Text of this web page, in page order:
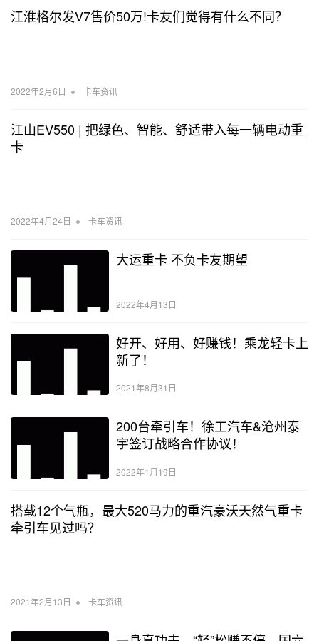
江淮格尔发V7售价50万!卡友们觉得有什么不同？
2022年2月6日 • 卡车资讯
江山EV550 | 把绿色、智能、舒适带入每一辆电动重
卡
2022年4月24日 • 卡车资讯
大运重卡 不负卡友期望
2022年4月13日
好开、好用、好赚钱！乘龙轻卡上
新了！
2021年8月31日
200台牵引车！徐工汽车&沧州泰
宇签订战略合作协议！
2022年1月19日
搭载12个气瓶，最大520马力的重汽豪沃天然气重卡
牵引车见过吗？
2021年2月13日 • 卡车资讯